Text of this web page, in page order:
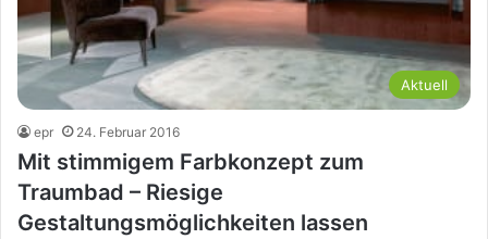
Aktuell
epr 24. Februar 2016
Mit stimmigem Farbkonzept zum
Traumbad – Riesige
Gestaltungsmöglichkeiten lassen